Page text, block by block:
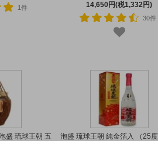
1件
14,650円(税1,332円)
30件
盛 琉球王朝 五
泡盛 琉球王朝 純金箔入 （25